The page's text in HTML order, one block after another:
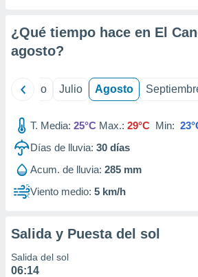
e
de
¿Qué tiempo hace en El
agosto?
Junio Julio Agosto
T. Media: 25°C Max.: 29°C Min:
Días de lluvia: 30 días
Acum. de lluvia: 285 mm
Viento medio: 5 km/h
Salida y Puesta del sol
Salida del sol
06:14